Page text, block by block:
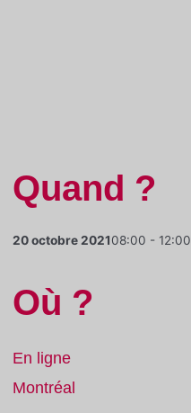
Quand ?
20 octobre 202108:00 - 12:00
Où ?
En ligne
Montréal